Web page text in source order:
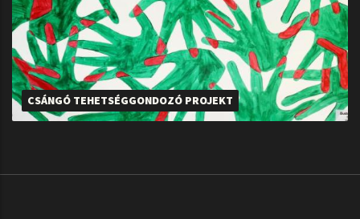
CSÁNGÓ TEHETSÉGGONDOZÓ PROJEKT